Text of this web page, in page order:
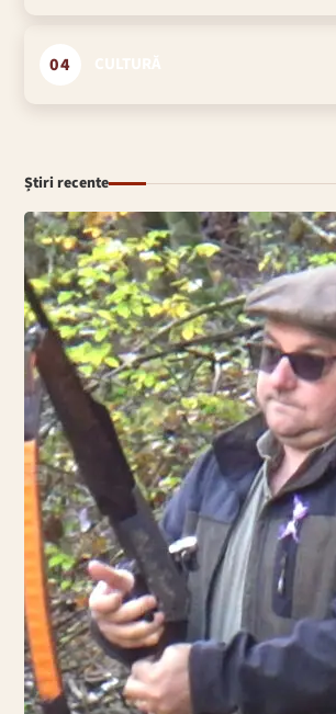
04
Știri recente